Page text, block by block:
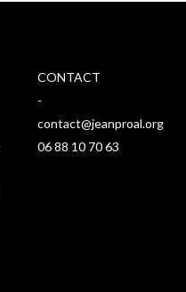
CONTACT
-
contact@jeanproal.org
06 88 10 70 63